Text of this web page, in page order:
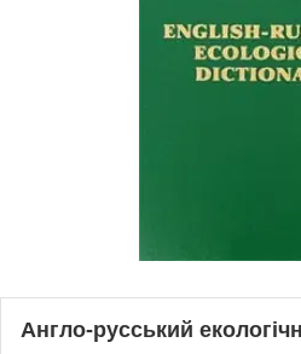
Англо-русський